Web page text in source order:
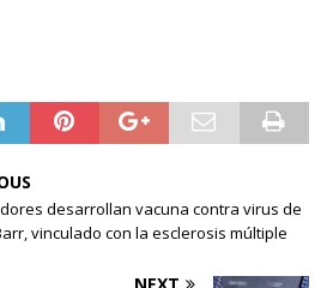
desarrollan vacuna contra virus de
vinculado con la esclerosis múltiple